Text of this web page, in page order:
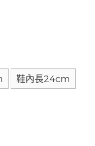
鞋內長24cm